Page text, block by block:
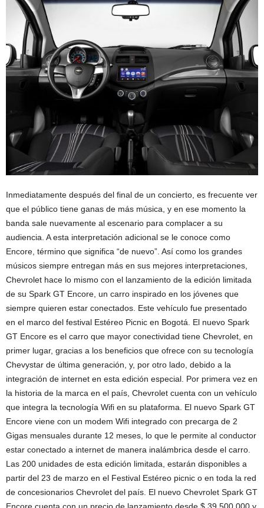
Inmediatamente después del final de un concierto, es frecuente ver
que el público tiene ganas de más música, y en ese momento la
banda sale nuevamente al escenario para complacer a su
audiencia. A esta interpretación adicional se le conoce como
Encore, término que significa “de nuevo”. Así como los grandes
músicos siempre entregan más en sus mejores interpretaciones,
Chevrolet hace lo mismo con el lanzamiento de la edición limitada
de su Spark GT Encore, un carro inspirado en los jóvenes que
siempre quieren estar conectados. Este vehículo fue presentado
en el marco del festival Estéreo Picnic en Bogotá. El nuevo Spark
GT Encore es el carro que mayor conectividad tiene Chevrolet, en
primer lugar, gracias a los beneficios que ofrece con su tecnología
Chevystar de última generación, y, por otro lado, debido a la
integración de internet en esta edición especial. Por primera vez en
la historia de la marca en el país, Chevrolet cuenta con un vehículo
que integra la tecnología Wifi en su plataforma. El nuevo Spark GT
Encore viene con un modem Wifi integrado con precarga de 2
Gigas mensuales durante 12 meses, lo que le permite al conductor
estar conectado a internet de manera inalámbrica desde el carro.
Las 200 unidades de esta edición limitada, estarán disponibles a
partir del 23 de marzo en el Festival Estéreo picnic o en toda la red
de concesionarios Chevrolet del país. El nuevo Chevrolet Spark GT